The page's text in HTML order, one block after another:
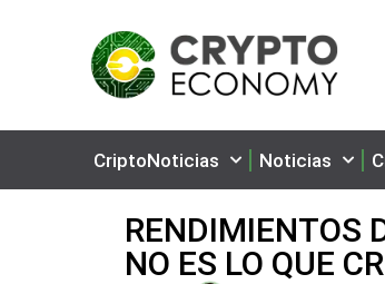
CriptoNoticias Noticias
RENDIMIENTOS
NO ES LO QUE